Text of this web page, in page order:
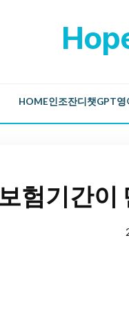
HOME인조잔디 챗GPT영
험기간이